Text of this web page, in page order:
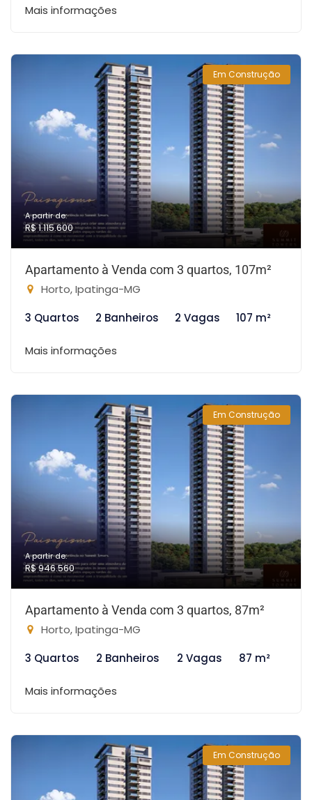
Mais informações
Em Construção
A partir de:
R$ 1.115.600
Apartamento à Venda com 3 quartos, 107m²
Horto, Ipatinga-MG
3 Quartos
2 Banheiros 2 Vagas 107 m²
Mais informações
Em Construção
A partir de:
R$ 946.560
Apartamento à Venda com 3 quartos, 87m²
Horto, Ipatinga-MG
3 Quartos
2 Banheiros 2 Vagas 87 m²
Mais informações
Em Construção